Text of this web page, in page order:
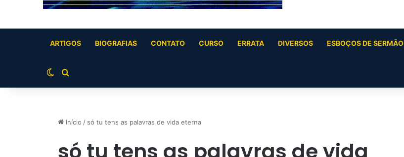
ARTIGOS BIOGRAFIAS CONTATO CURSO ERRATA DIVERSOS ESBOÇOS DE SERMÃO
Switch skin
Buscar por
Início / só tu tens as palavras de vida eterna
só tu tens as palavras de vida